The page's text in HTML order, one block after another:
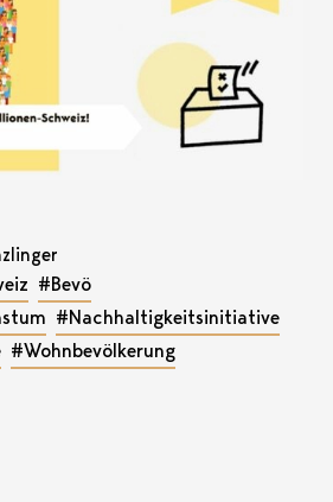
#Bevö
#Nachhaltigkeitsinitiative
#Wohnbevölkerung